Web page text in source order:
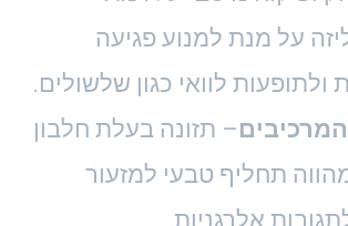
על מנת למנוע פגיעה
ולתופעות לוואי כגון שלשולים.
– תזונה בעלת חלבון
תחליף טבעי למזעור
אלרגניות.